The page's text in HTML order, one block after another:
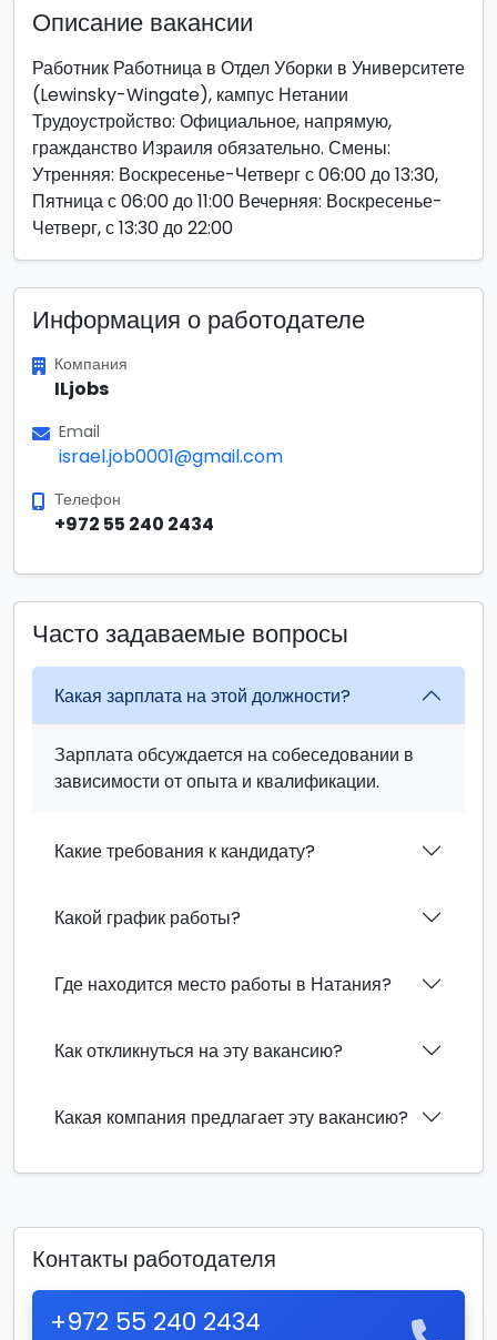
Описание вакансии
Работник Работница в Отдел Уборки в Университете
(Lewinsky-Wingate), кампус Нетании
Трудоустройство: Официальное, напрямую,
гражданство Израиля обязательно. Смены:
Утренняя: Воскресенье-Четверг с 06:00 до 13:30,
Пятница с 06:00 до 11:00 Вечерняя: Воскресенье-
Четверг, с 13:30 до 22:00
Информация о работодателе
Компания
ILjobs
Email
israel.job0001@gmail.com
Телефон
+972 55 240 2434
Часто задаваемые вопросы
Какая зарплата на этой должности?
Зарплата обсуждается на собеседовании в
зависимости от опыта и квалификации.
Какие требования к кандидату?
Какой график работы?
Где находится место работы в Натания?
Как откликнуться на эту вакансию?
Какая компания предлагает эту вакансию?
Контакты работодателя
+972 55 240 2434